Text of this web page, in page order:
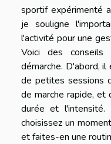
sportif expérimenté
je souligne
l'activité pour une
Voici des conseils
démarche. D'abord,
de petites sessions
de marche rapide, et
durée et l'intensité.
choisissez un
et faites-en une